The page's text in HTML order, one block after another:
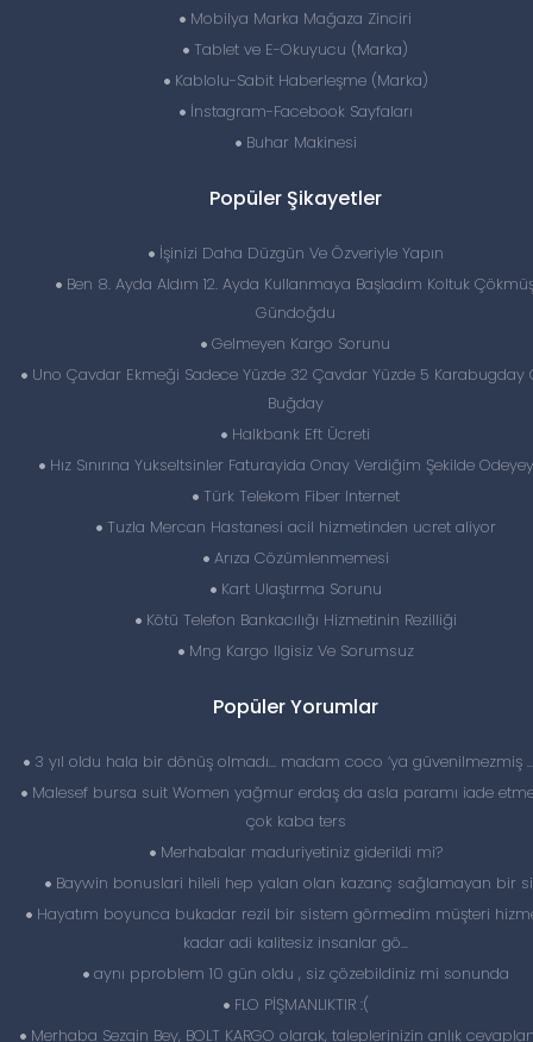
Mobilya Marka Mağaza Zinciri
Tablet ve E-Okuyucu (Marka)
Kablolu-Sabit Haberleşme (Marka)
İnstagram-Facebook Sayfaları
Buhar Makinesi
Popüler Şikayetler
İşinizi Daha Düzgün Ve Özveriyle Yapın
Ben 8. Ayda Aldım 12. Ayda Kullanmaya Başladım Koltuk
Gündoğdu
Gelmeyen Kargo Sorunu
Uno Çavdar Ekmeği Sadece Yüzde 32 Çavdar Yüzde 5 Karabugday
Buğday
Halkbank Eft Ücreti
Hız Sınırına Yukseltsinler Faturayida Onay Verdiğim Şekilde
Türk Telekom Fiber Internet
Tuzla Mercan Hastanesi acil hizmetinden ucret aliyor
Arıza Cözümlenmemesi
Kart Ulaştırma Sorunu
Kötü Telefon Bankacılığı Hizmetinin Rezilliği
Mng Kargo Ilgisiz Ve Sorumsuz
Popüler Yorumlar
3 yıl oldu hala bir dönüş olmadı… madam coco ‘ya güvenilmezmiş
Malesef bursa suit Women yağmur erdaş da asla paramı iade
çok kaba ters
Merhabalar maduriyetiniz giderildi mi?
Baywin bonuslari hileli hep yalan olan kazanç sağlamayan bir
Hayatım boyunca bukadar rezil bir sistem görmedim müşteri
kadar adi kalitesiz insanlar gö...
aynı pproblem 10 gün oldu , siz çözebildiniz mi sonunda
FLO PİŞMANLIKTIR :(
Merhaba Sezgin Bey, BOLT KARGO olarak, taleplerinizin anlık